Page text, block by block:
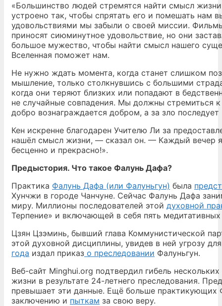
«Большинство людей стремятся найти смысл
устроено так, чтобы спрятать его и помешать нам
удовольствиями мы забыли о своей миссии.
приносят сиюминутное удовольствие, но они
большое мужество, чтобы найти смысл нашего
Вселенная поможет нам.
Не нужно ждать момента, когда станет слишком
мышление, только столкнувшись с большими
когда они теряют близких или попадают в
не случайные совпадения. Мы должны стремиться
добро вознаграждается добром, а за зло последует
Кен искренне благодарен Учителю Ли за
нашёл смысл жизни, — сказал он. — Каждый вечер я
бесценно и прекрасно!».
Предыстория. Что такое Фалунь Дафа?
Практика Фалунь Дафа (или Фалуньгун) была
Хунчжи в городе Чанчуне. Сейчас Фалунь Дафа
миру. Миллионы последователей этой духовной
Терпение» и включающей в себя пять
Цзян Цзэминь, бывший глава Коммунистической
этой духовной дисциплины, увидев в ней угрозу
года издал приказ о преследовании Фалуньгун.
Веб-сайт Minghui.org подтвердил гибель
жизни в результате 24-летнего преследования.
превышает эти данные. Ещё больше практикующих
заключению и пыткам за свою веру.